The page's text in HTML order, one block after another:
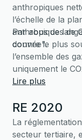
anthropiques
l’échelle de la
anthropiques de
donnée".
Par abus de
couvre le plus
l’ensemble des
uniquement le
entre émissions
entreprise ou
Lire plus
RE 2020
La
secteur tertiaire,